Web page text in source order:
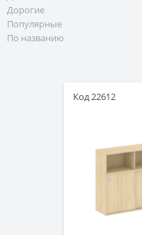
Дорогие
Популярные
По названию
Код 22612